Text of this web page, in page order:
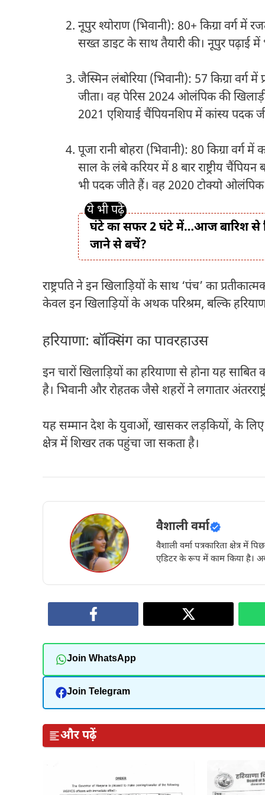
नूपुर श्योराण (भिवानी): 80+ किग्रा वर्ग
सख्त डाइट के साथ तैयारी की। नूपुर पढ़ाई
जैस्मिन लंबोरिया (भिवानी): 57 किग्रा वर्ग
जीता। वह पेरिस 2024 ओलंपिक की
2021 एशियाई चैंपियनशिप में कांस्य पदक
पूजा रानी बोहरा (भिवानी): 80 किग्रा
साल के लंबे करियर में 8 बार राष्ट्रीय
भी पदक जीते हैं। वह 2020 टोक्यो ओलंपिक
घंटे का सफर 2 घंटे में…आज बारिश से
जाने से बचें?
राष्ट्रपति ने इन खिलाड़ियों के साथ ‘पंच’ का
केवल इन खिलाड़ियों के अथक परिश्रम, बल्कि
हरियाणा: बॉक्सिंग का पावरहाउस
इन चारों खिलाड़ियों का हरियाणा से होना यह
है। भिवानी और रोहतक जैसे शहरों ने लगातार
यह सम्मान देश के युवाओं, खासकर लड़कियों, के
क्षेत्र में शिखर तक पहुंचा जा सकता है।
वैशाली वर्मा
वैशाली वर्मा पत्रकारिता क्षेत्र
एडिटर के रूप में काम किया है। अब
Join WhatsApp
Join Telegram
और पढ़ें